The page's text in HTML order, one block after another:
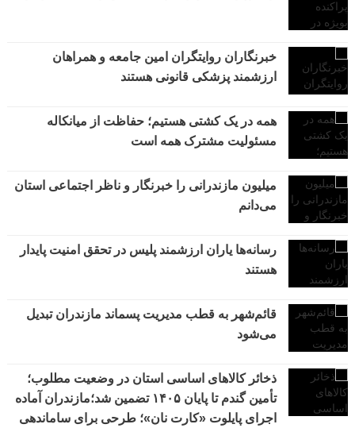
خبرنگاران روایتگران امین جامعه و همراهان
ارزشمند پزشکی قانونی هستند
همه در یک کشتی هستیم؛ حفاظت از میانکاله
مسئولیت مشترک همه است
میلیون مازندرانی را خبرنگار و ناظر اجتماعی استان
می‌دانم
رسانه‌ها یاران ارزشمند پلیس در تحقق امنیت پایدار
هستند
قائم‌شهر به قطب مدیریت پسماند مازندران تبدیل
می‌شود
ذخائر کالاهای اساسی استان در وضعیت مطلوب؛
تأمین گندم تا پایان ۱۴۰۵ تضمین شد؛مازندران آماده
اجرای پایلوت «کارت نان»؛ طرحی برای ساماندهی